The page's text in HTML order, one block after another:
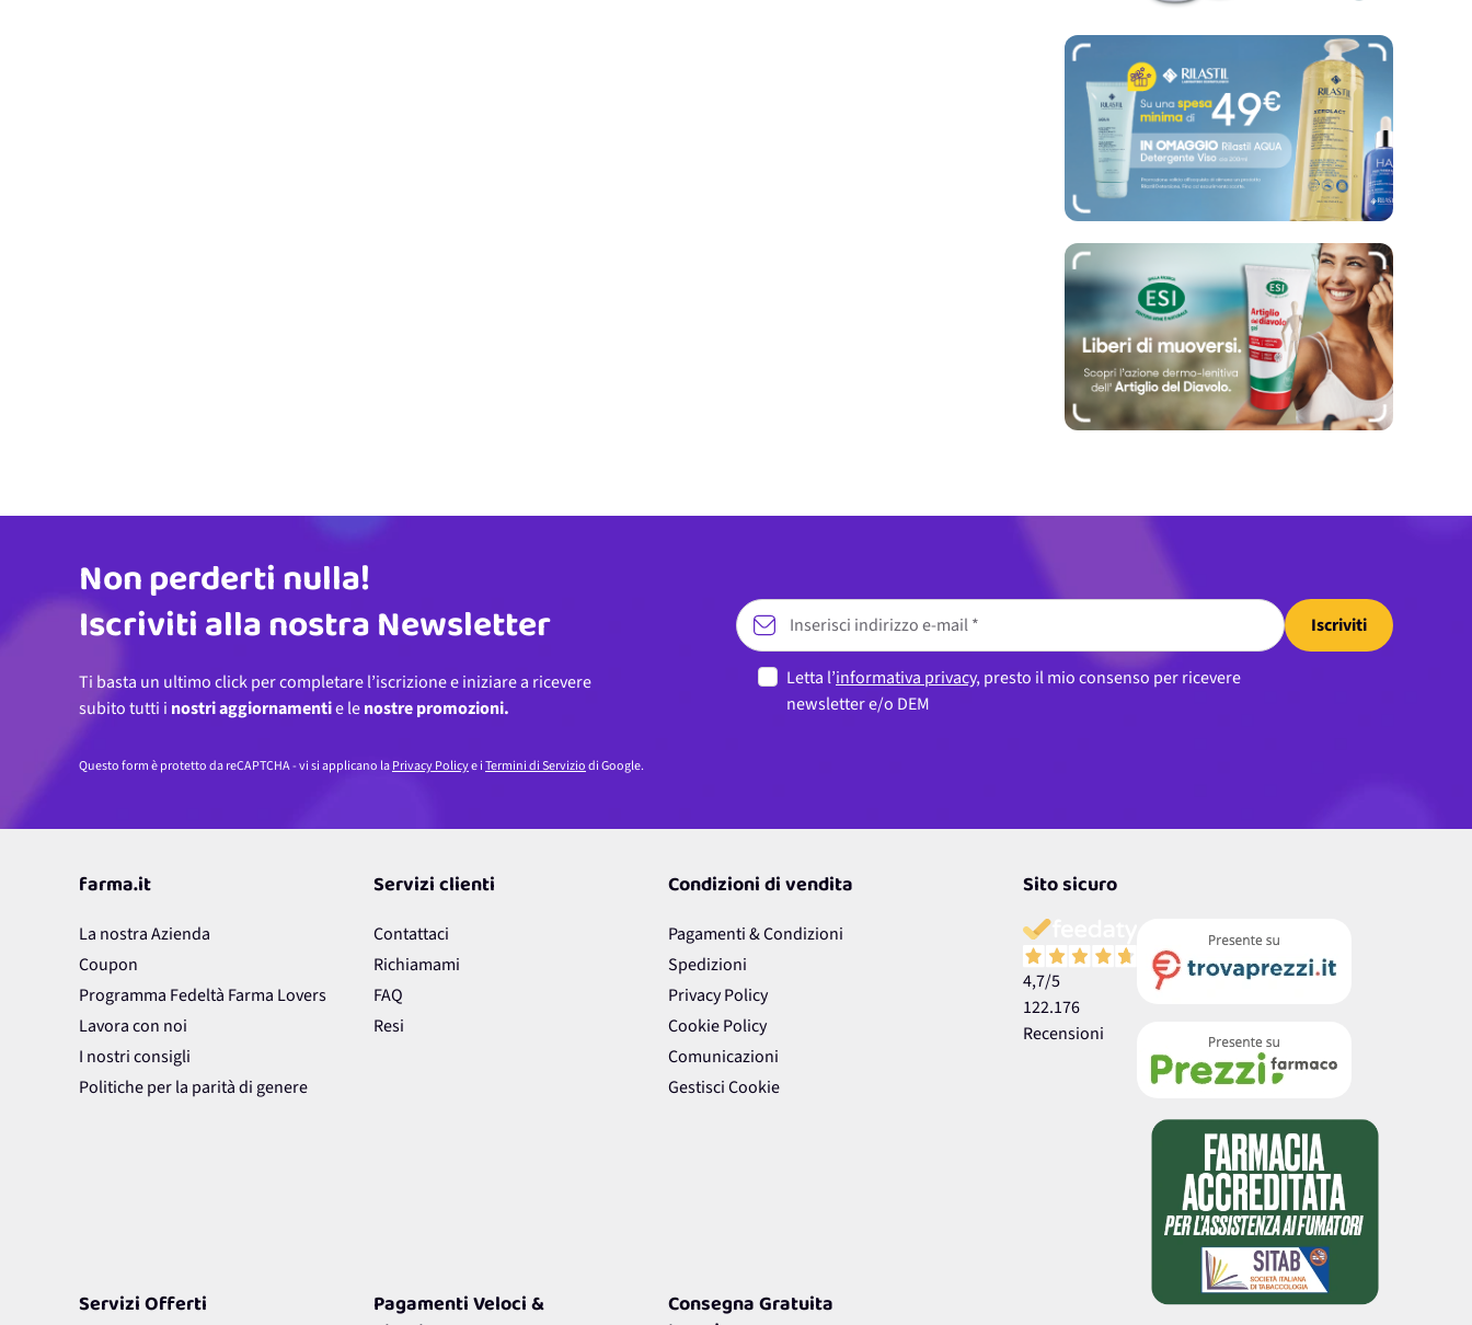
Indirizzo email
Non perderti nulla!
Iscriviti alla nostra Newsletter
Ti basta un ultimo click per completare l’iscrizione e iniziare a ricevere
subito tutti i nostri aggiornamentie lenostre promozioni.
Iscriviti
Letta l’informativa privacy, presto il mio consenso per ricevere
newsletter e/o DEM
Questo form è protetto da reCAPTCHA - vi si applicano laPrivacy Policye iTermini di Serviziodi Google.
farma.it
La nostra Azienda
Coupon
Programma Fedeltà Farma Lovers
Lavora con noi
I nostri consigli
Politiche per la parità di genere
Servizi clienti
Contattaci
Richiamami
FAQ
Resi
Condizioni di vendita
Pagamenti & Condizioni
Spedizioni
Privacy Policy
Cookie Policy
Comunicazioni
Gestisci Cookie
Servizi Offerti Pagamenti Veloci & Consegna Gratuita
Sito sicuro
4,7/5
122.176
Recensioni